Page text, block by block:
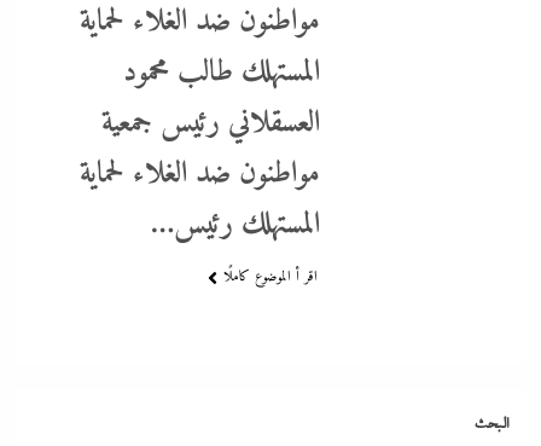
مواطنون ضد الغلاء لحماية
المستهلك طالب محمود
العسقلاني رئيس جمعية
مواطنون ضد الغلاء لحماية
المستهلك رئيس…
اقر أ الموضوع كاملًا
البحث
بعد غياب 75 عاما: منتخب المبارزة يحقق ميدالية عالمية..والأروع أنها